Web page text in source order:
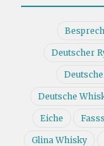
Deutscher
Deutsche
Eiche
Glina Whisky